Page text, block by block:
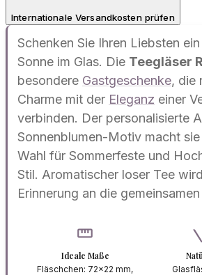
Internationale Versandkosten prüfen
Schenken Sie Ihren Liebsten
Sonne im Glas. Die Teegläser
besondere Gastgeschenke, die
Charme mit der Eleganz einer
verbinden. Der personalisierte
Sonnenblumen-Motiv macht
Wahl für Sommerfeste und
Stil. Aromatischer loser Tee
Erinnerung an die
straighten
Ideale Maße
Fläschchen: 72x22 mm,